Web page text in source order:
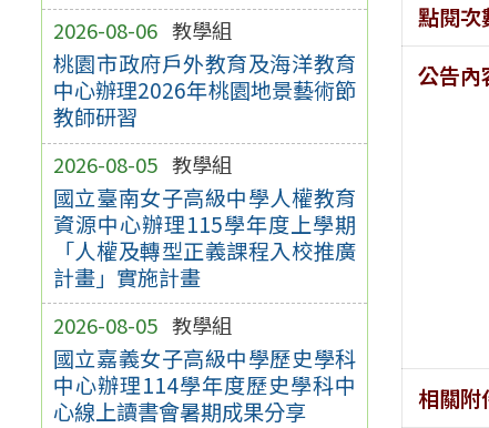
2026-08-06 教學組
桃園市政府戶外教育及海洋教育
中心辦理2026年桃園地景藝術節
教師研習
2026-08-05 教學組
國立臺南女子高級中學人權教育
資源中心辦理115學年度上學期
「人權及轉型正義課程入校推廣
計畫」實施計畫
2026-08-05 教學組
國立嘉義女子高級中學歷史學科
中心辦理114學年度歷史學科中
心線上讀書會暑期成果分享
點閱次
公告內
相關附